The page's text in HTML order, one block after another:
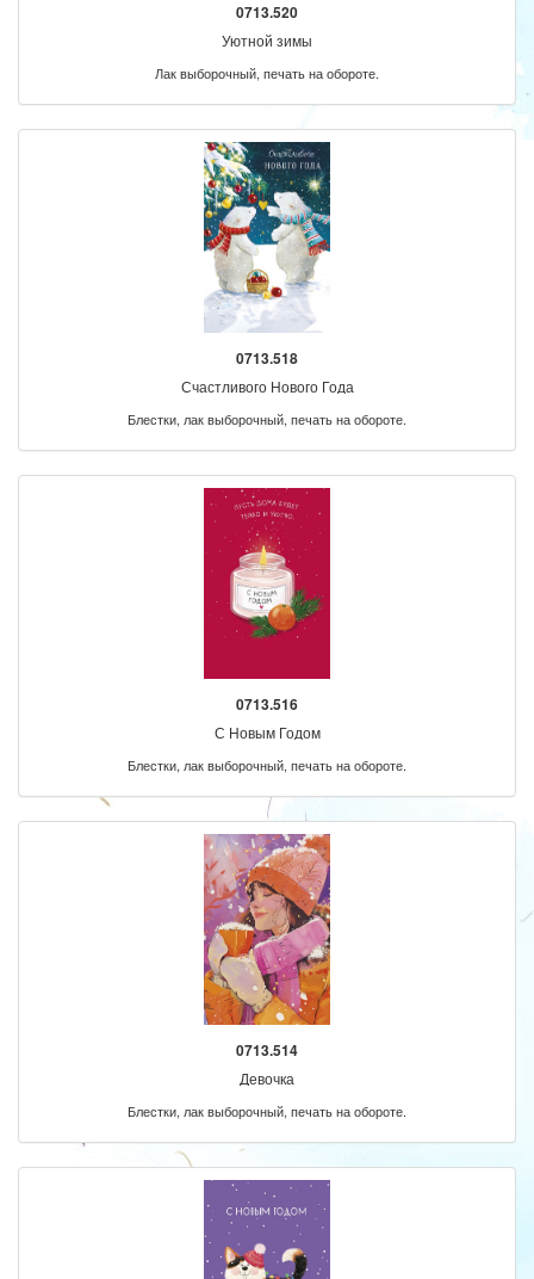
0713.520
Уютной зимы
Лак выборочный, печать на обороте.
0713.518
Счастливого Нового Года
Блестки, лак выборочный, печать на обороте.
0713.516
С Новым Годом
Блестки, лак выборочный, печать на обороте.
0713.514
Девочка
Блестки, лак выборочный, печать на обороте.